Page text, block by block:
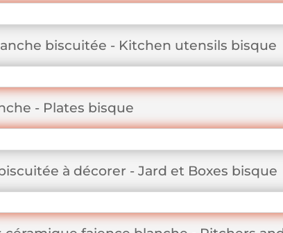
biscuitée - Kitchen utensils bisque
- Plates bisque
à décorer - Jard et Boxes bisque